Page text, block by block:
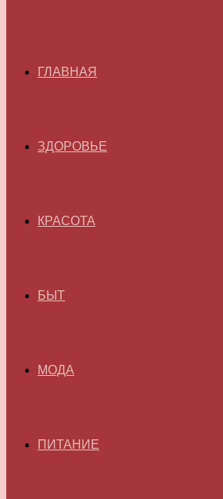
ГЛАВНАЯ
ЗДОРОВЬЕ
КРАСОТА
БЫТ
МОДА
ПИТАНИЕ